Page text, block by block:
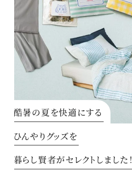
酷暑の夏を快適にする
ひんやりグッズを
暮らし賢者がセレクトしました！